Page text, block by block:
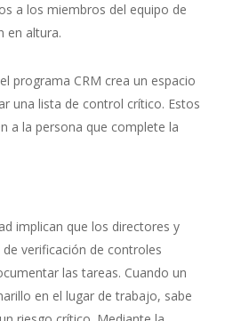
a los miembros del equipo de
en altura.
programa CRM crea un espacio
una lista de control crítico. Estos
a la persona que complete la
implican que los directores y
verificación de controles
las tareas. Cuando un
en el lugar de trabajo, sabe